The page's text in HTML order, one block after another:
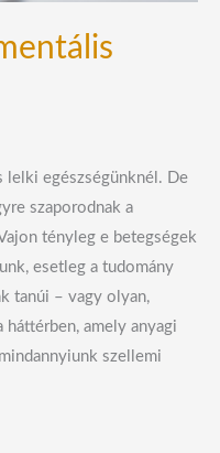
lelki egészségünknél. De
szaporodnak a
tényleg e betegségek
esetleg a tudomány
tanúi – vagy olyan,
amely anyagi
szellemi